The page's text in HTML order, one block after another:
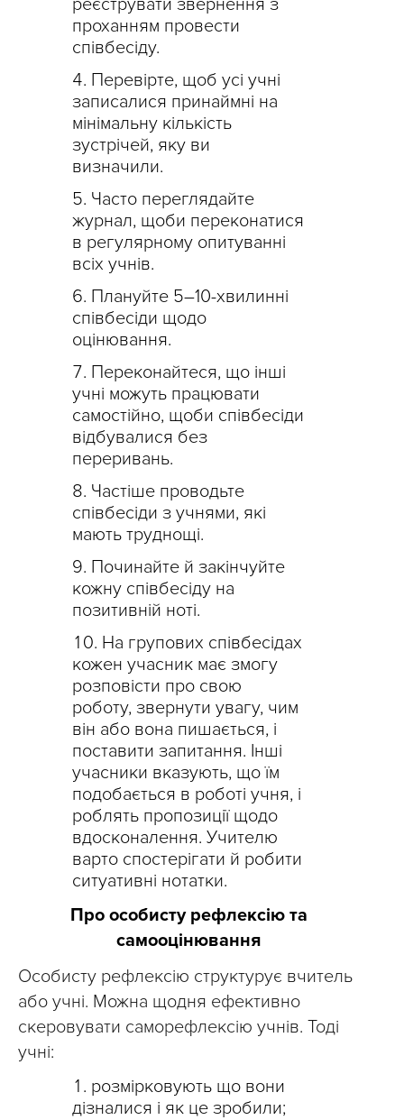
реєструвати звернення з
проханням провести
співбесіду.
Перевірте, щоб усі учні
записалися принаймні на
мінімальну кількість
зустрічей, яку ви
визначили.
Часто переглядайте
журнал, щоби переконатися
в регулярному опитуванні
всіх учнів.
Плануйте 5–10-хвилинні
співбесіди щодо
оцінювання.
Переконайтеся, що інші
учні можуть працювати
самостійно, щоби співбесіди
відбувалися без
переривань.
Частіше проводьте
співбесіди з учнями, які
мають труднощі.
Починайте й закінчуйте
кожну співбесіду на
позитивній ноті.
На групових співбесідах
кожен учасник має змогу
розповісти про свою
роботу, звернути увагу, чим
він або вона пишається, і
поставити запитання. Інші
учасники вказують, що їм
подобається в роботі учня, і
роблять пропозиції щодо
вдосконалення. Учителю
варто спостерігати й робити
ситуативні нотатки.
Про особисту рефлексію та
самооцінювання
Особисту рефлексію структурує вчитель
або учні. Можна щодня ефективно
скеровувати саморефлексію учнів. Тоді
учні:
розмірковують що вони
дізналися і як це зробили;